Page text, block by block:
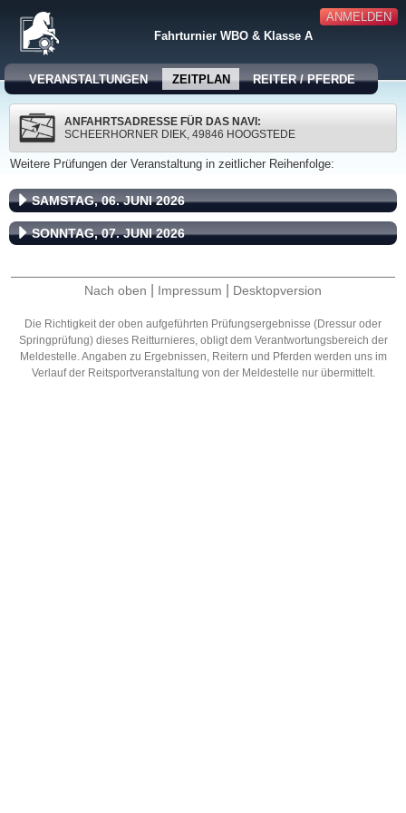
ANMELDEN
Fahrturnier WBO & Klasse A
VERANSTALTUNGEN ZEITPLAN REITER / PFERDE
ANFAHRTSADRESSE FÜR DAS NAVI:
SCHEERHORNER DIEK, 49846 HOOGSTEDE
Weitere Prüfungen der Veranstaltung in zeitlicher Reihenfolge:
SAMSTAG, 06. JUNI 2026
SONNTAG, 07. JUNI 2026
Nach oben Impressum Desktopversion
Die Richtigkeit der oben aufgeführten Prüfungsergebnisse (Dressur oder
Springprüfung) dieses Reitturnieres, obligt dem Verantwortungsbereich der
Meldestelle. Angaben zu Ergebnissen, Reitern und Pferden werden uns im
Verlauf der Reitsportveranstaltung von der Meldestelle nur übermittelt.